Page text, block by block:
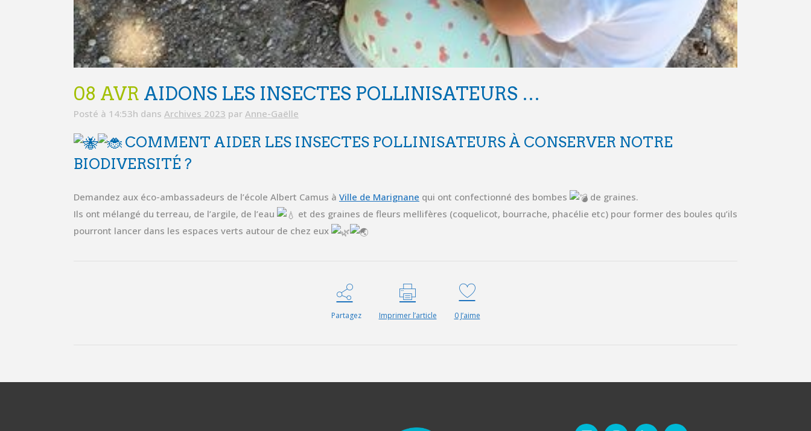
08 AVR AIDONS LES INSECTES POLLINISATEURS …
Posté à 14:53h dans Archives 2023 par Anne-Gaëlle
COMMENT AIDER LES INSECTES POLLINISATEURS À CONSERVER NOTRE
BIODIVERSITÉ ?
Demandez aux éco-ambassadeurs de l’école Albert Camus à Ville de Marignane qui ont confectionné des bombes
de graines.
Ils ont mélangé du terreau, de l’argile, de l’eau
et des graines de fleurs mellifères (coquelicot, bourrache, phacélie etc) pour former des boules qu’ils
pourront lancer dans les espaces verts autour de chez eux
Partagez Imprimer l’article 0J’aime